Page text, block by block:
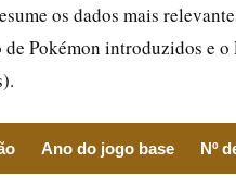
os dados mais
Pokémon introduzidos e
Ano do jogo base Nº